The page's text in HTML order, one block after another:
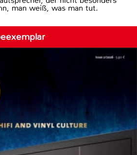
man weiß, was man tut.